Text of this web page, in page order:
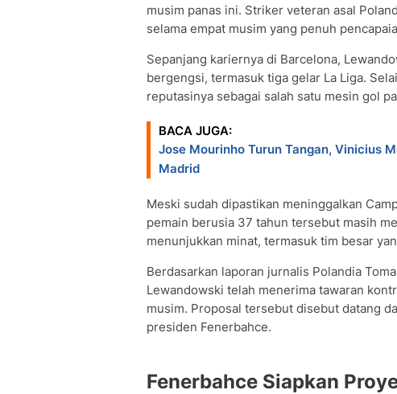
musim panas ini. Striker veteran asal
selama empat musim yang penuh
Sepanjang kariernya di Barcelona,
bergengsi, termasuk tiga gelar La Liga.
reputasinya sebagai salah satu mesin gol
BACA JUGA:
Jose Mourinho Turun Tangan, Vinicius
Madrid
Meski sudah dipastikan meninggalkan
pemain berusia 37 tahun tersebut masih
menunjukkan minat, termasuk tim besar
Berdasarkan laporan jurnalis Polandia
Lewandowski telah menerima tawaran
musim. Proposal tersebut disebut datang
presiden Fenerbahce.
Fenerbahce Siapkan